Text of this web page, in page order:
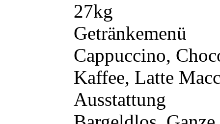
27kg
Getränkemenü
Cappuccino,
Kaffee, Latte
Ausstattung